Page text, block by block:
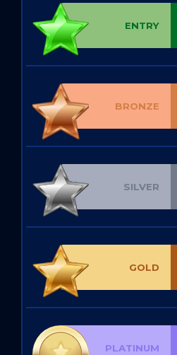
ENTRY
BRONZE
SILVER
GOLD
PLATINUM